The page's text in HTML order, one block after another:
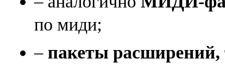
по миди;
– пакеты